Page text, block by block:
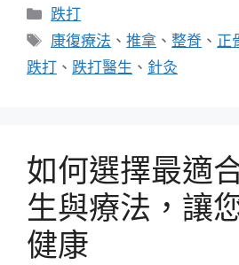
分
類
跌打
標
籤
康復療法 、推拿 、整脊 、 正
跌打 、 跌打醫生 、 針灸
如何選擇最適
生與療法，讓
健康